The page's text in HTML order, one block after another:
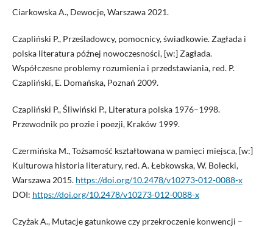
Ciarkowska A., Dewocje, Warszawa 2021.
Czapliński P., Prześladowcy, pomocnicy, świadkowie. Zagłada i
polska literatura późnej nowoczesności, [w:] Zagłada.
Współczesne problemy rozumienia i przedstawiania, red. P.
Czapliński, E. Domańska, Poznań 2009.
Czapliński P., Śliwiński P., Literatura polska 1976–1998.
Przewodnik po prozie i poezji, Kraków 1999.
Czermińska M., Tożsamość kształtowana w pamięci miejsca, [w:]
Kulturowa historia literatury, red. A. Łebkowska, W. Bolecki,
Warszawa 2015. https://doi.org/10.2478/v10273-012-0088-x
DOI: https://doi.org/10.2478/v10273-012-0088-x
Czyżak A., Mutacje gatunkowe czy przekroczenie konwencji –